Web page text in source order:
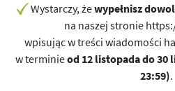
Wystarczy, żewypełnisz
na naszej stronie
wpisując w treści wiadomości
w terminieod 12 listopada do 30
23:59).